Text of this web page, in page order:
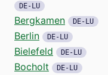
DE-LU
Bergkamen DE-LU
Berlin DE-LU
Bielefeld DE-LU
Bocholt DE-LU